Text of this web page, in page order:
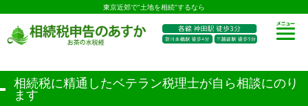
東京近郊で"土地を相続"するなら
相続税に精通したベテラン税理士が自ら相談にのり
ます